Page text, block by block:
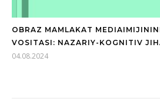
OBRAZ MAMLAKAT
VOSITASI: NAZARIY-KOGNITIV
04.08.2024